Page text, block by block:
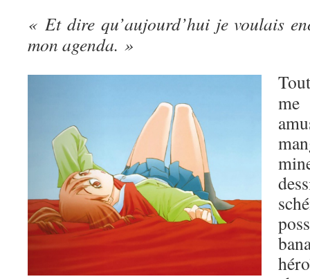
« Et dire qu’aujourd’hui je voulais
mon agenda. »